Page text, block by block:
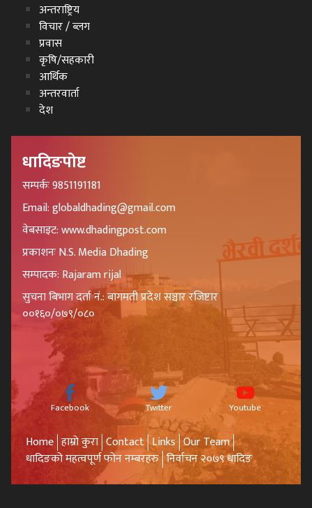
अन्तराष्ट्रिय
विचार / ब्लग
प्रवास
कृषि/सहकारी
आर्थिक
अन्तरवार्ता
देश
धादिङपोष्ट
सम्पर्कः 9851191181
Email: globaldhading@gmail.com
वेबसाइट: www.dhadingpost.com
प्रकाशनः N.S. Media Dhading
सम्पादक: Rajaram rijal
सुचना बिभाग दर्ता नं.: बागमती प्रदेश सञ्चार रजिष्टार
००१६०/०७९/०८०
Facebook Twitter Youtube
Home हाम्रो कुरा Contact Links Our Team
धादिङको महत्वपूर्ण फोन नम्बरहरु निर्वाचन २०७९ धादिङ